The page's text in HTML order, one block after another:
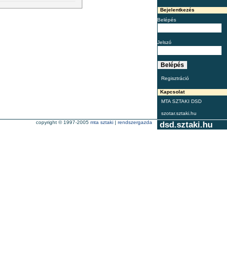
Bejelentkezés
Belépés
Jelszó
Regisztráció
Kapcsolat
MTA SZTAKI DSD
szotar.sztaki.hu
dsd.sztaki.hu
copyright © 1997-2005 mta sztaki | rendszergazda